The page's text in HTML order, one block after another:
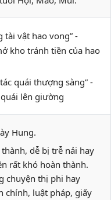
tài vật hao vong” -
kho tránh tiền của hao
quái thượng sàng” -
lên giường
Hung.
dễ bị trễ nải hay
rất khó hoàn thành.
chuyện thị phi hay
chính, luật pháp, giấy